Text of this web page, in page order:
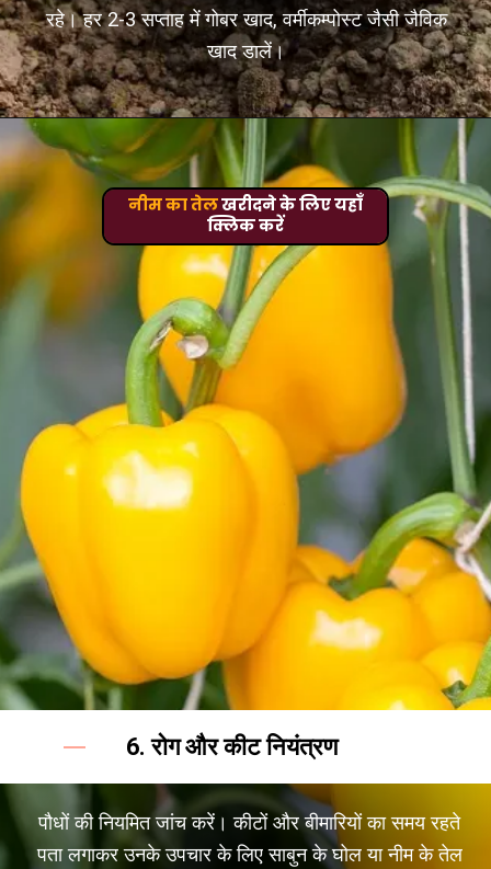
रहे। हर 2-3 सप्ताह में गोबर खाद, वर्मीकम्पोस्ट जैसी जैविक
खाद डालें।
पौधों की नियमित जांच करें। कीटों और बीमारियों का समय रहते
पता लगाकर उनके उपचार के लिए साबुन के घोल या नीम के तेल
6. रोग और कीट नियंत्रण
नीम का तेलखरीदने के लिए यहाँ
क्लिक करें